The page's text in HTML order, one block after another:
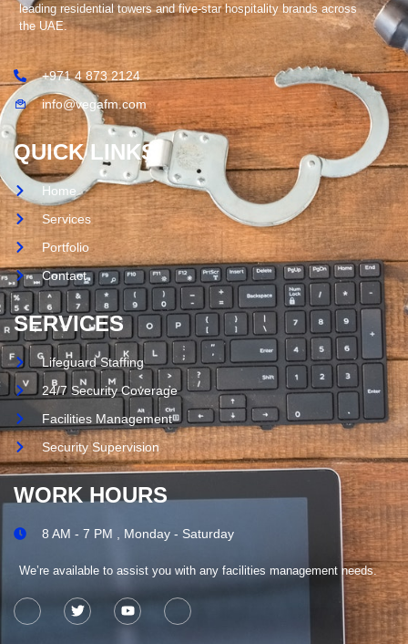
leading residential towers and five-star hospitality brands across
the UAE.
+971 4 873 2124
info@vegafm.com
QUICK LINKS
Home
Services
Portfolio
Contact
SERVICES
Lifeguard Staffing
24/7 Security Coverage
Facilities Management
Security Supervision
WORK HOURS
8 AM - 7 PM , Monday - Saturday
We’re available to assist you with any facilities management needs.